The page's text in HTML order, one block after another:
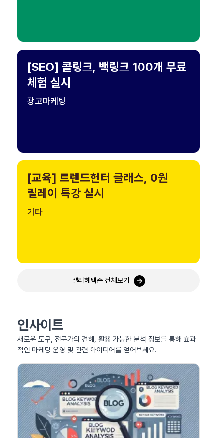
[SEO] 콜링크, 백링크 100개 무료
체험 실시
광고마케팅
[교육] 트렌드헌터 클래스, 0원
릴레이 특강 실시
기타
셀러혜택존 전체보기
인사이트
새로운 도구, 전문가의 견해, 활용 가능한 분석 정보를 통해 효과
적인 마케팅 운영 및 관련 아이디어를 얻어보세요.